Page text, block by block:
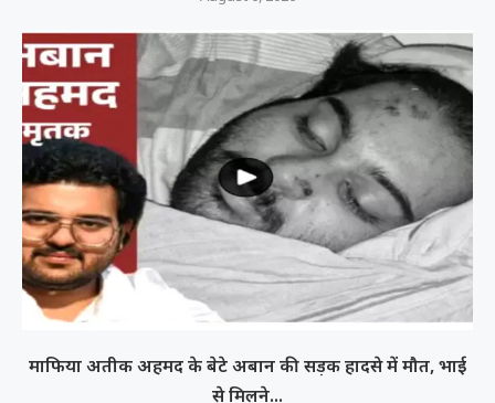
माफिया अतीक अहमद के बेटे अबान की सड़क हादसे में मौत, भाई
से मिलने...